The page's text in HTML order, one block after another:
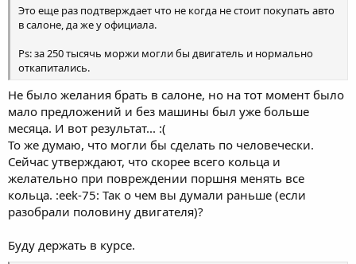
Это еще раз подтверждает что не когда не стоит покупать авто
в салоне, да же у официала.
Ps: за 250 тысячь моржи могли бы двигатель и нормально
откапитались.
Не было желания брать в салоне, но на тот момент было
мало предложений и без машины был уже больше
месяца. И вот результат... :(
То же думаю, что могли бы сделать по человечески.
Сейчас утверждают, что скорее всего кольца и
желательно при повреждении поршня менять все
кольца. :eek-75: Так о чем вы думали раньше (если
разобрали половину двигателя)?
Буду держать в курсе.